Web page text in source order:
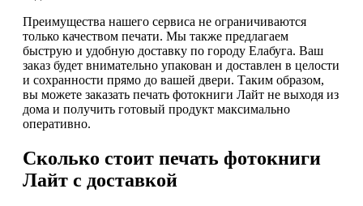
Преимущества нашего сервиса не ограничиваются
только качеством печати. Мы также предлагаем
быструю и удобную доставку по городу Елабуга. Ваш
заказ будет внимательно упакован и доставлен в целости
и сохранности прямо до вашей двери. Таким образом,
вы можете заказать печать фотокниги Лайт не выходя из
дома и получить готовый продукт максимально
оперативно.
Сколько стоит печать фотокниги
Лайт с доставкой